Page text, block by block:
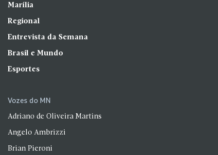
Marília
Regional
Entrevista da Semana
Brasil e Mundo
Esportes
Vozes do MN
Adriano de Oliveira Martins
Angelo Ambrizzi
Brian Pieroni